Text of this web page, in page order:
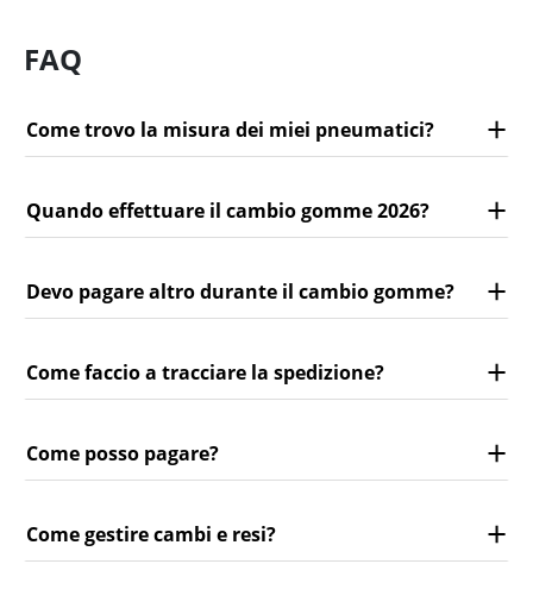
FAQ
Come trovo la misura dei miei pneumatici?
Quando effettuare il cambio gomme 2026?
Devo pagare altro durante il cambio gomme?
Come faccio a tracciare la spedizione?
Come posso pagare?
Come gestire cambi e resi?